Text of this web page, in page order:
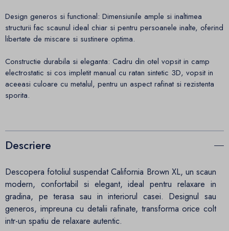
Design generos si functional: Dimensiunile ample si inaltimea
structurii fac scaunul ideal chiar si pentru persoanele inalte, oferind
libertate de miscare si sustinere optima.
Constructie durabila si eleganta: Cadru din otel vopsit in camp
electrostatic si cos impletit manual cu ratan sintetic 3D, vopsit in
aceeasi culoare cu metalul, pentru un aspect rafinat si rezistenta
sporita.
Descriere
Descopera fotoliul suspendat California Brown XL, un scaun
modern, confortabil si elegant, ideal pentru relaxare in
gradina, pe terasa sau in interiorul casei. Designul sau
generos, impreuna cu detalii rafinate, transforma orice colt
intr-un spatiu de relaxare autentic.